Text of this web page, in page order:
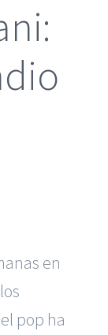
en
pop ha